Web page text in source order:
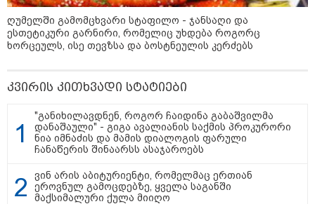
11:17 / 08-08-2026
არშემდგარი ქორწინება 15 წლით უფროს
გამოიყურებოდა ის პლასტიკურ
ოპერაციებამდე
14:20 / 08-08-2026
ქალურობა - არა. ვერ იჯერებენ
ფერმერი თუ ვარ" - როგორ
ცხოვრობს ახალგაზრდა ქალი,
ღუმელში გამომცხვარი სტაფილო - ჯანსაღი და
ესთეტიკური გარნირი, რომელიც უხდება როგორც
ხორცეულს, ისე თევზსა და ბოსტნეულის კერძებს
კვირის კითხვადი სტატიები
"განიხილავდნენ, როგორ ჩაიდინა გაბაშვილმა
დანაშაული" - გიგა ავალიანის საქმის პროკურორი
ნია იმნაძის და მამის დიალოგის ფარული
ჩანაწერის შინაარსს ასაჯაროებს
ვინ არის აბიტურიენტი, რომელმაც ერთიან
ეროვნულ გამოცდებზე, ყველა საგანში
მაქსიმალური ქულა მიიღო